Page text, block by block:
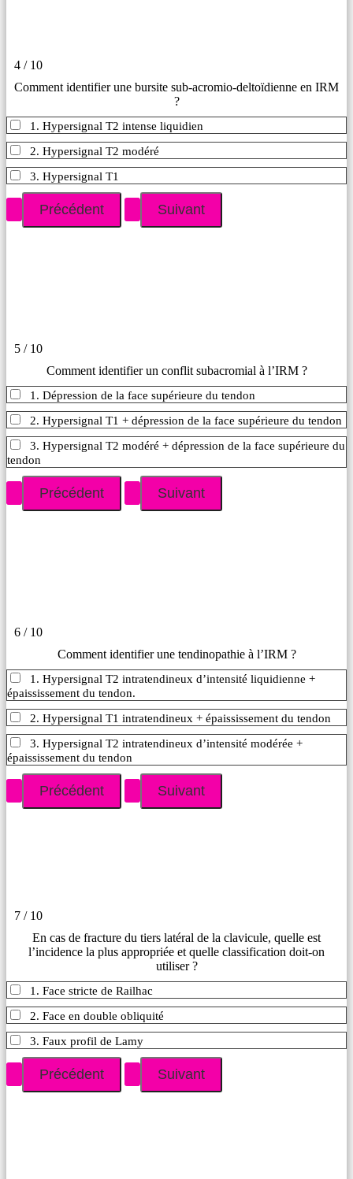
4 / 10
Comment identifier une bursite sub-acromio-deltoïdienne en IRM
?
1. Hypersignal T2 intense liquidien
2. Hypersignal T2 modéré
3. Hypersignal T1
5 / 10
Comment identifier un conflit subacromial à l’IRM ?
1. Dépression de la face supérieure du tendon
2. Hypersignal T1 + dépression de la face supérieure du tendon
3. Hypersignal T2 modéré + dépression de la face supérieure du
tendon
6 / 10
Comment identifier une tendinopathie à l’IRM ?
1. Hypersignal T2 intratendineux d’intensité liquidienne +
épaississement du tendon.
2. Hypersignal T1 intratendineux + épaississement du tendon
3. Hypersignal T2 intratendineux d’intensité modérée +
épaississement du tendon
7 / 10
En cas de fracture du tiers latéral de la clavicule, quelle est
l’incidence la plus appropriée et quelle classification doit-on
utiliser ?
1. Face stricte de Railhac
2. Face en double obliquité
3. Faux profil de Lamy